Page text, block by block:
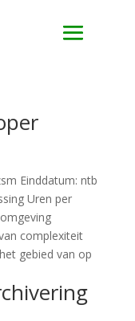
Einddatum: ntb
Uren per
complexiteit
gebied van op